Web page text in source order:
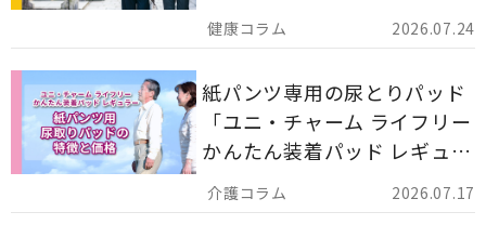
2026.07.24
ア用品の選び方を解説しま
す。
2026.07.17
紙パンツ専用の尿とりパッド
「ユニ・チャーム ライフリー
かんたん装着パッド レギュラ
ー 計162枚」について解説し
ます。